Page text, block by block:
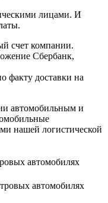
лицами. И
счет компании.
Сбербанк,
факту доставки на
автомобильным и
нашей логистической
автомобилях
автомобилях